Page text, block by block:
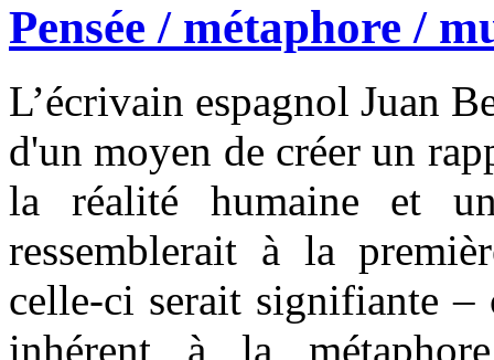
Pensée / métaphore /
L’écrivain espagnol Juan
d'un moyen de créer un
la réalité humaine et
ressemblerait à la
celle-ci serait signifiante –
inhérent à la